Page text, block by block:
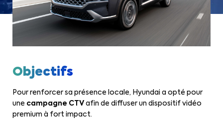
Objectifs
Pour renforcer sa présence locale, Hyundai a opté pour
une campagne CTV afin de diffuser un dispositif vidéo
premium à fort impact.